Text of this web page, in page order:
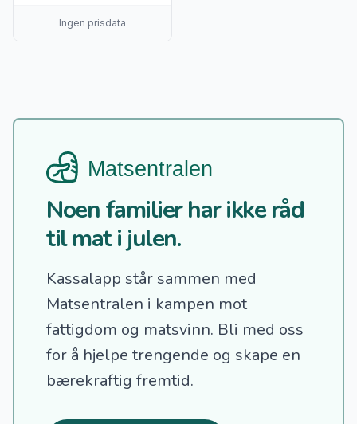
Ingen prisdata
Noen familier har ikke råd
til mat i julen.
Kassalapp står sammen med
Matsentralen i kampen mot
fattigdom og matsvinn. Bli med oss
for å hjelpe trengende og skape en
bærekraftig fremtid.